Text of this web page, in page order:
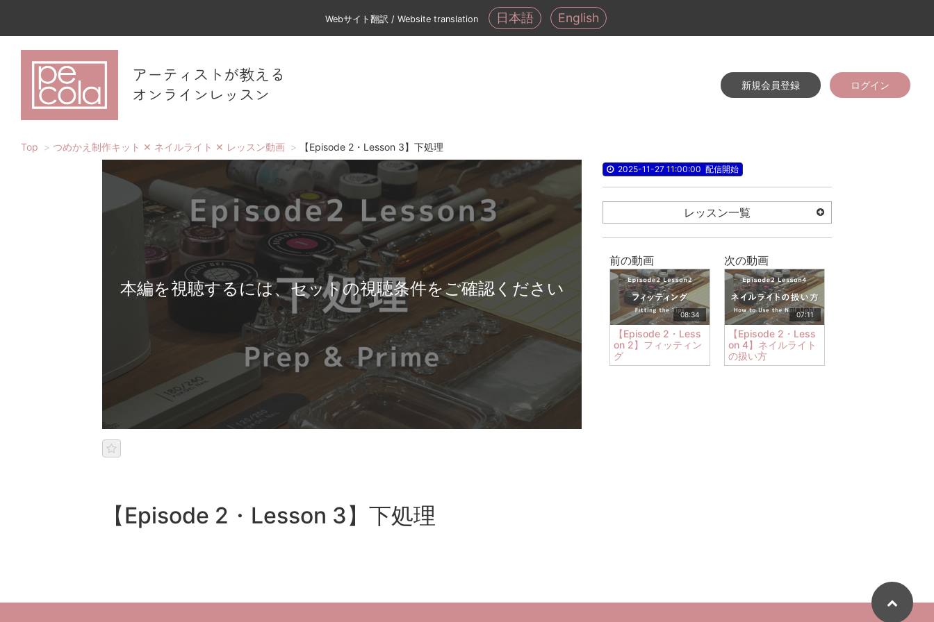
Webサイト翻訳 / Website translation 日本語 English
アーティストが教える
オンラインレッスン
新規会員登録 ログイン
Top つめかえ制作キット ✕ ネイルライト ✕ レッスン動画 【Episode 2・Lesson 3】下処理
本編を視聴するには、セットの視聴条件をご確認ください
2025-11-27 11:00:00 配信開始
レッスン一覧
前の動画
08:34
【Episode 2・Less
on 2】フィッティン
グ
次の動画
07:11
【Episode 2・Less
on 4】ネイルライト
の扱い方
【Episode 2・Lesson 3】下処理